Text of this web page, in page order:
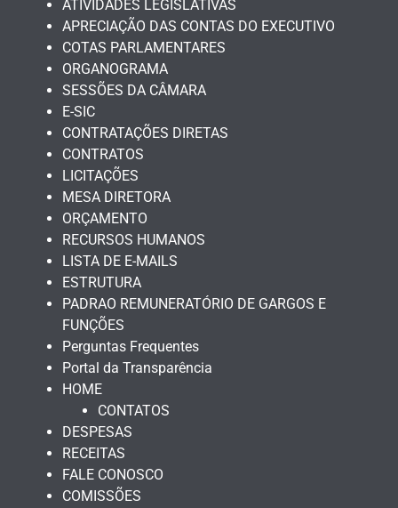
ATIVIDADES LEGISLATIVAS
APRECIAÇÃO DAS CONTAS DO EXECUTIVO
COTAS PARLAMENTARES
ORGANOGRAMA
SESSÕES DA CÂMARA
E-SIC
CONTRATAÇÕES DIRETAS
CONTRATOS
LICITAÇÕES
MESA DIRETORA
ORÇAMENTO
RECURSOS HUMANOS
LISTA DE E-MAILS
ESTRUTURA
PADRAO REMUNERATÓRIO DE GARGOS E
FUNÇÕES
Perguntas Frequentes
Portal da Transparência
HOME
CONTATOS
DESPESAS
RECEITAS
FALE CONOSCO
COMISSÕES